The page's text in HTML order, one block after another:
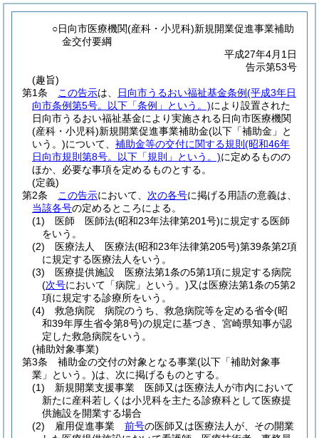
○日向市医療機関(産科・小児科)新規開業促進事業補助
金交付要綱
平成27年4月1日
告示第53号
(趣旨)
第1条
この告示は、 日向市うるおい福祉基金条例(平成3年日
向市条例第5号。以下「条例」という。)により設置された
日向市うるおい福祉基金により実施される日向市医療機関
(産科・小児科)新規開業促進事業補助金(以下「補助金」と
いう。)について、 補助金等の交付に関する規則 (昭和46年
日向市規則第8号。以下「規則」という。)に定めるものの
ほか、必要な事項を定めるものとする。
(定義)
第2条
この告示において、 次の各号に掲げる用語の意義は、
当該各号の定めるところによる。
(1)
医師 医師法(昭和23年法律第201号)に規定する医師
をいう。
(2)
医療法人 医療法(昭和23年法律第205号)第39条第2項
に規定する医療法人をいう。
(3)
医療提供施設 医療法第1条の5第1項に規定する病院
(次号において「病院」という。)又は医療法第1条の5第2
項に規定する診療所をいう。
(4)
救急病院 病院のうち、救急病院等を定める省令(昭
和39年厚生省令第8号)の規定に基づき、宮崎県知事が認
定した救急病院をいう。
(補助対象事業)
第3条
補助金の交付の対象となる事業(以下「補助対象事
業」という。)は、次に掲げるものとする。
(1)
新規開業支援事業 医師又は医療法人が市内において
新たに産科若しくは小児科を主たる診療科として医療提
供施設を開業する場合
(2)
雇用促進事業 前号の医師又は医療法人が、その開業